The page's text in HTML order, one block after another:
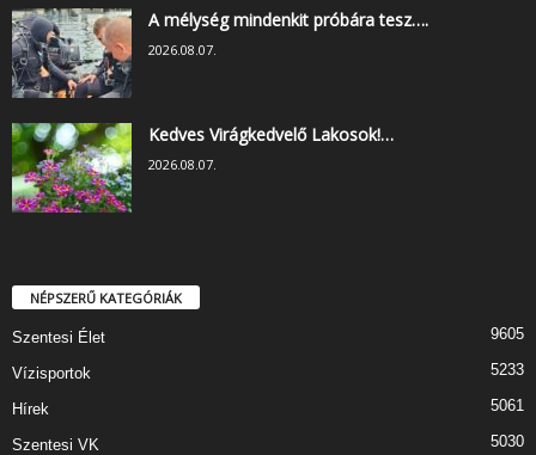
A mélység mindenkit próbára tesz….
2026.08.07.
Kedves Virágkedvelő Lakosok!…
2026.08.07.
NÉPSZERŰ KATEGÓRIÁK
Szentesi Élet 9605
Vízisportok 5233
Hírek 5061
Szentesi VK 5030